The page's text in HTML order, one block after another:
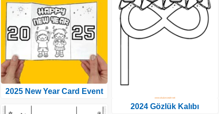
2025 New Year Card Event
2024 Gözlük Kalıbı